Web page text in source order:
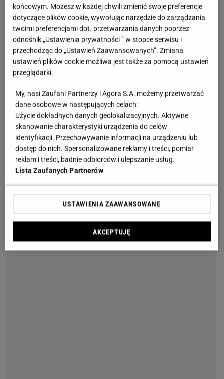
końcowym. Możesz w każdej chwili zmienić swoje preferencje
dotyczące plików cookie, wywołując narzędzie do zarządzania
twoimi preferencjami dot. przetwarzania danych poprzez
odnośnik „Ustawienia prywatności ” w stopce serwisu i
przechodząc do „Ustawień Zaawansowanych”. Zmiana
ustawień plików cookie możliwa jest także za pomocą ustawień
przeglądarki.
My, nasi Zaufani Partnerzy i Agora S.A. możemy przetwarzać
dane osobowe w następujących celach:
Użycie dokładnych danych geolokalizacyjnych. Aktywne
skanowanie charakterystyki urządzenia do celów
identyfikacji. Przechowywanie informacji na urządzeniu lub
dostęp do nich. Spersonalizowane reklamy i treści, pomiar
reklam i treści, badnie odbiorców i ulepszanie usług.
Lista Zaufanych Partnerów
USTAWIENIA ZAAWANSOWANE
AKCEPTUJĘ